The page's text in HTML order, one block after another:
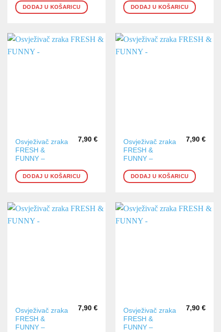
DODAJ U KOŠARICU DODAJ U KOŠARICU
Osvježivač zraka
FRESH &
FUNNY –
7,90 €
DODAJ U KOŠARICU
Osvježivač zraka
FRESH &
FUNNY –
7,90 €
DODAJ U KOŠARICU
Osvježivač zraka
FRESH &
FUNNY –
7,90 €
Osvježivač zraka
FRESH &
FUNNY –
7,90 €